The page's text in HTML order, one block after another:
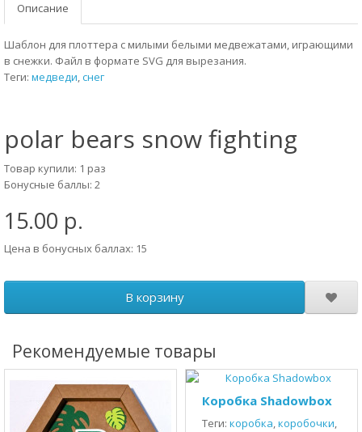
Описание
Шаблон для плоттера с милыми белыми медвежатами, играющими
в снежки. Файл в формате SVG для вырезания.
Теги: медведи,снег
polar bears snow fighting
Товар купили: 1 раз
Бонусные баллы: 2
15.00 р.
Цена в бонусных баллах: 15
В корзину
Рекомендуемые товары
Коробка Shadowbox
Теги: коробка,коробочки,